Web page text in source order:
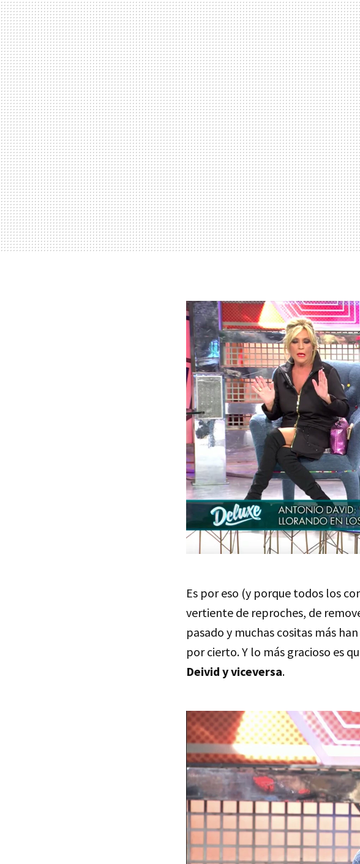
Es por eso (y porque todos los
vertiente de reproches, de
pasado y muchas cositas más
por cierto. Y lo más gracioso es
Deivid y viceversa.